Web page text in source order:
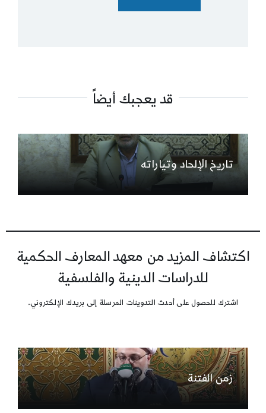
قد يعجبك أيضاً
تاريخ الإلحاد وتياراته
اكتشاف المزيد من معهد المعارف الحكمية
للدراسات الدينية والفلسفية
اشترك للحصول على أحدث التدوينات المرسلة إلى بريدك الإلكتروني.
زمن الفتنة